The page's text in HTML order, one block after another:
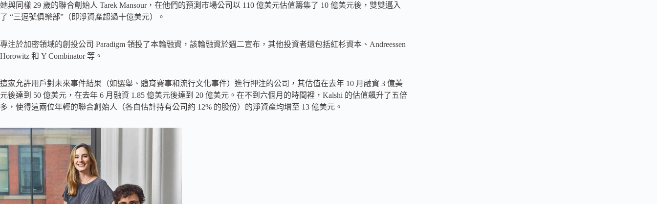
她與同樣 29 歲的聯合創始人 Tarek Mansour，在他們的預測市場公司以 110 億美元估值籌集了 10 億美元後，雙雙邁入
了 “三逗號俱樂部”（即淨資產超過十億美元）。
專注於加密領域的創投公司 Paradigm 領投了本輪融資，該輪融資於週二宣布，其他投資者還包括紅杉資本、Andreessen
Horowitz 和 Y Combinator 等。
這家允許用戶對未來事件結果（如選舉、體育賽事和流行文化事件）進行押注的公司，其估值在去年 10 月融資 3 億美
元後達到 50 億美元，在去年 6 月融資 1.85 億美元後達到 20 億美元。在不到六個月的時間裡，Kalshi 的估值飆升了五倍
多，使得這兩位年輕的聯合創始人（各自估計持有公司約 12% 的股份）的淨資產均增至 13 億美元。